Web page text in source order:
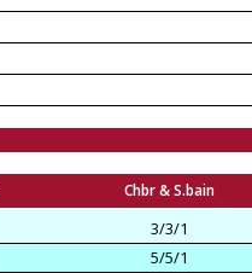
Chbr & S.bain
3/3/1
5/5/1